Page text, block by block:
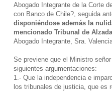
Abogado Integrante de la Corte
con Banco de Chile?, seguida
disponiéndose además la
mencionado Tribunal de
Abogado Integrante, Sra.
Se previene que el Ministro
siguientes argumentaciones:
1.- Que la independencia e
los tribunales de justicia, que es